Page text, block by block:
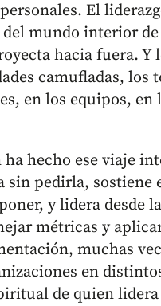
El
mundo interior
hacia fuera. Y
camufladas, los
en los equipos,
hecho ese viaje
sin pedirla,
y lidera desde
métricas y
muchas
en
de quien